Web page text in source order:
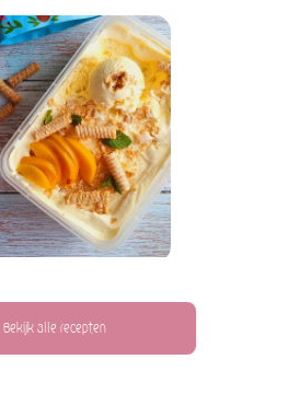
Bekijk alle recepten